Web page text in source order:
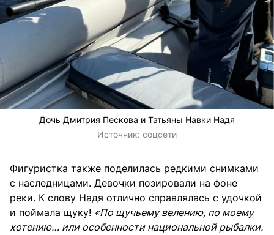
Дочь Дмитрия Пескова и Татьяны Навки Надя
Источник: соцсети
Фигуристка также поделилась редкими снимками
с наследницами. Девочки позировали на фоне
реки. К слову Надя отлично справлялась с удочкой
и поймала щуку! «По щучьему велению, по моему
хотению… или особенности национальной рыбалки.